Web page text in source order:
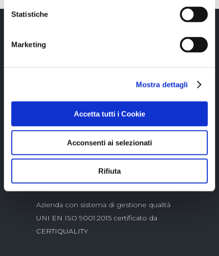
Statistiche
Marketing
Mostra dettagli
Accetta tutti i Cookie
Acconsenti ai selezionati
Rifiuta
Azienda con sistema di gestione qualità
UNI EN ISO 9001:2015 certificato da
CERTIQUALITY